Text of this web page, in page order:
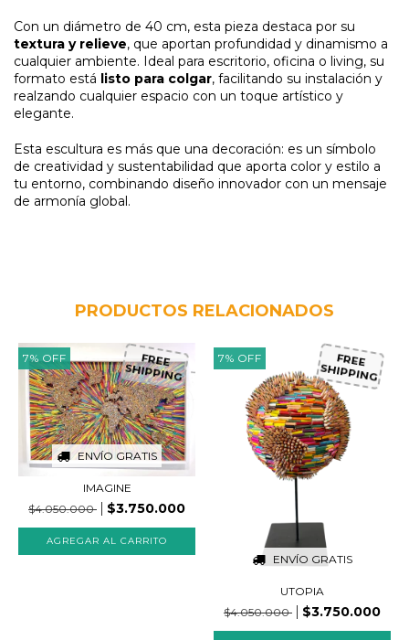
Con un diámetro de 40 cm, esta pieza destaca por su
textura y relieve, que aportan profundidad y dinamismo a
cualquier ambiente. Ideal para escritorio, oficina o living, su
formato está listo para colgar, facilitando su instalación y
realzando cualquier espacio con un toque artístico y
elegante.
Esta escultura es más que una decoración: es un símbolo
de creatividad y sustentabilidad que aporta color y estilo a
tu entorno, combinando diseño innovador con un mensaje
de armonía global.
PRODUCTOS RELACIONADOS
7% OFF
ENVÍO GRATIS
FREE
SHIPPING
IMAGINE
$4.050.000
$3.750.000
7% OFF
ENVÍO GRATIS
FREE
SHIPPING
UTOPIA
$4.050.000
$3.750.000